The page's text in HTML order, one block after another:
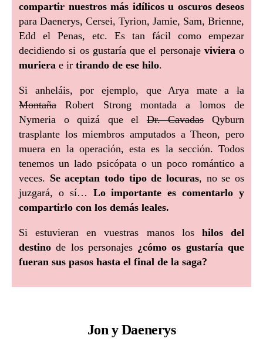
compartir nuestros más idílicos u oscuros deseos
para Daenerys, Cersei, Tyrion, Jamie, Sam, Brienne,
Edd el Penas, etc. Es tan fácil como empezar
decidiendo si os gustaría que el personaje vivierao
muriera e ir tirando de ese hilo.
Si anheláis, por ejemplo, que Arya mate a la
Montaña Robert Strong montada a lomos de
Nymeria o quizá que elDr. CavadasQyburn
trasplante los miembros amputados a Theon, pero
muera en la operación, esta es la sección. Todos
tenemos un lado psicópata o un poco romántico a
veces. Se aceptan todo tipo de locuras, no se os
juzgará, o sí… Lo importante es comentarlo y
compartirlo con los demás leales.
Si estuvieran en vuestras manos los hilos del
destino de los personajes ¿cómo os gustaría que
fueran sus pasos hasta el final de la saga?
Jon y Daenerys